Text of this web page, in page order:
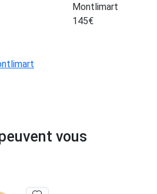
Montlimart
145€
vous